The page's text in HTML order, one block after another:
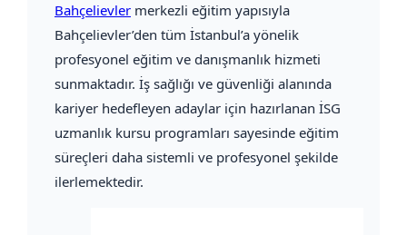
Bahçelievler merkezli eğitim yapısıyla
Bahçelievler’den tüm İstanbul’a yönelik
profesyonel eğitim ve danışmanlık hizmeti
sunmaktadır. İş sağlığı ve güvenliği alanında
kariyer hedefleyen adaylar için hazırlanan İSG
uzmanlık kursu programları sayesinde eğitim
süreçleri daha sistemli ve profesyonel şekilde
ilerlemektedir.